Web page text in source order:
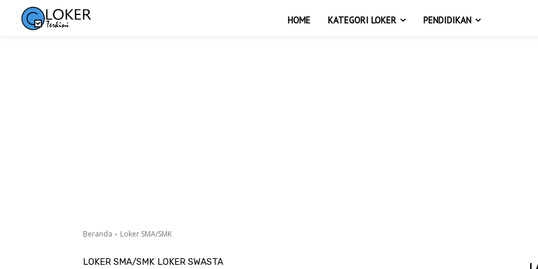
HOME KATEGORI LOKER PENDIDIKAN
Beranda Loker SMA/SMK
LOKER SMA/SMK LOKER SWASTA